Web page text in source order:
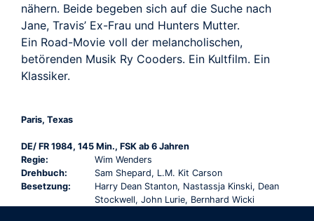
nähern. Beide begeben sich auf die Suche nach
Jane, Travis’ Ex-Frau und Hunters Mutter.
Ein Road-Movie voll der melancholischen,
betörenden Musik Ry Cooders. Ein Kultfilm. Ein
Klassiker.
Paris, Texas
DE/ FR 1984, 145 Min., FSK ab 6 Jahren
Regie:
Wim Wenders
Drehbuch:
Sam Shepard, L.M. Kit Carson
Besetzung:
Harry Dean Stanton, Nastassja Kinski, Dean
Stockwell, John Lurie, Bernhard Wicki